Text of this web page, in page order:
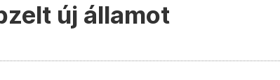
új államot